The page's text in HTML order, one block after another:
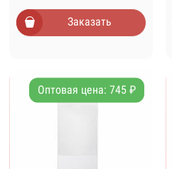
Заказать
Оптовая цена: 745 ₽